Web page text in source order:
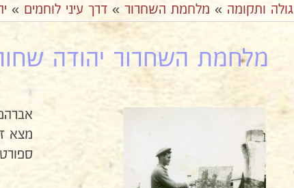
גולה ותקומה » מלחמת השחרור » דרך עיני לוחמים »
מלחמת השחרור יהודה שחור
מצא